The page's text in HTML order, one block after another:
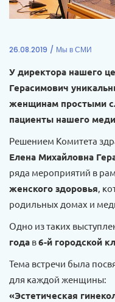
26.08.2019 Мы в СМИ
У директора нашего
Герасимович
женщинам простыми
пациенты нашего
Решением Комитета
Елена Михайловна
ряда мероприятий в
женского здоровья,
родильных домах и
Одно из таких
года в6-й городской
Тема встречи была
для каждой женщины:
«Эстетическая